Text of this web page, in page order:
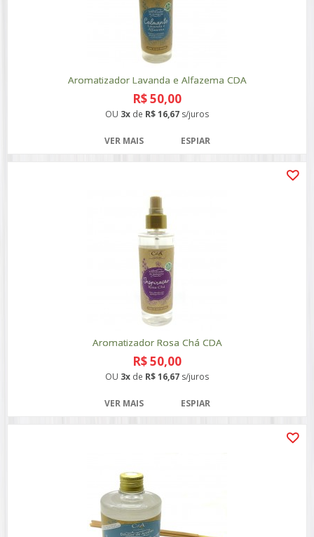
Aromatizador Lavanda e Alfazema CDA
R$ 50,00
OU 3x de R$ 16,67 s/juros
VER MAIS ESPIAR
Aromatizador Rosa Chá CDA
R$ 50,00
OU 3x de R$ 16,67 s/juros
VER MAIS ESPIAR